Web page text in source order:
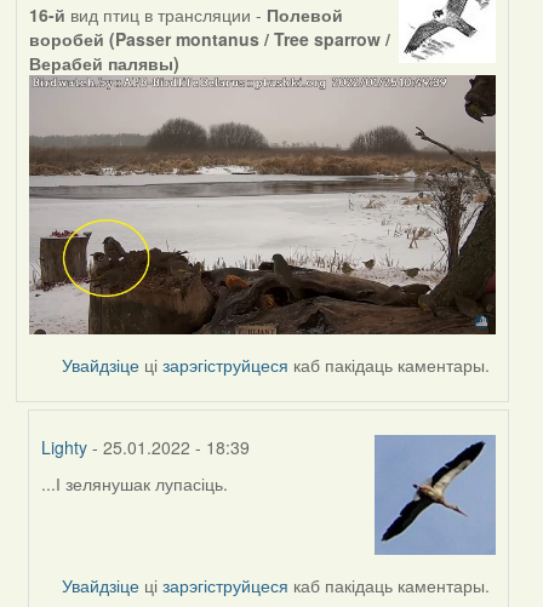
16-й вид птиц в трансляции - Полевой
воробей (Passer montanus / Tree sparrow /
Верабей палявы)
Увайдзіце цізарэгіструйцеся каб пакідаць каментары.
Lighty - 25.01.2022 - 18:39
In
Peregrinus
...І зелянушак лупасіць.
Увайдзіце цізарэгіструйцеся каб пакідаць каментары.